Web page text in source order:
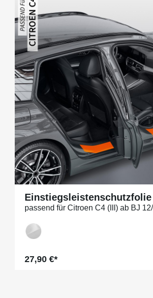
Einstiegsleistenschutzfolie
passend für Citroen C4 (III) ab BJ
Regulärer Preis:
27,90 €*